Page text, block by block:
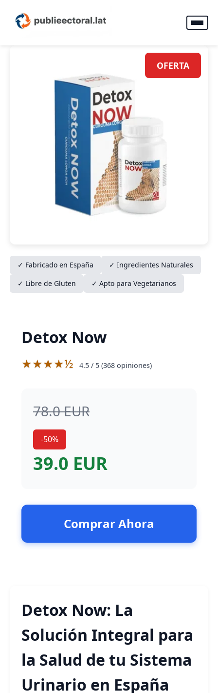
OFERTA
✓ Fabricado en España
✓ Ingredientes Naturales
✓ Libre de Gluten
✓ Apto para Vegetarianos
Detox Now
★★★★½ 4.5 / 5 (368 opiniones)
78.0 EUR
-50%
39.0 EUR
Comprar Ahora
Detox Now: La
Solución Integral para
la Salud de tu Sistema
Urinario en España